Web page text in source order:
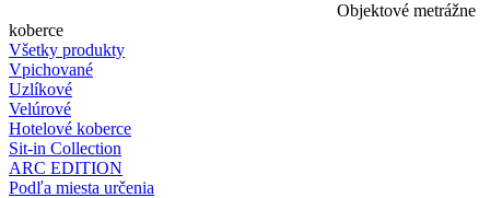
Objektové metrážne
koberce
Všetky produkty
Vpichované
Uzlíkové
Velúrové
Hotelové koberce
Sit-in Collection
ARC EDITION
Podľa miesta určenia